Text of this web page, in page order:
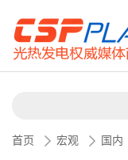
首页 宏观 国内